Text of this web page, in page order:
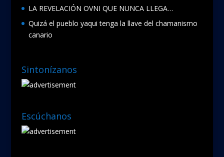
LA REVELACIÓN OVNI QUE NUNCA LLEGA…
Quizá el pueblo yaqui tenga la llave del chamanismo
canario
Sintonízanos
Escúchanos